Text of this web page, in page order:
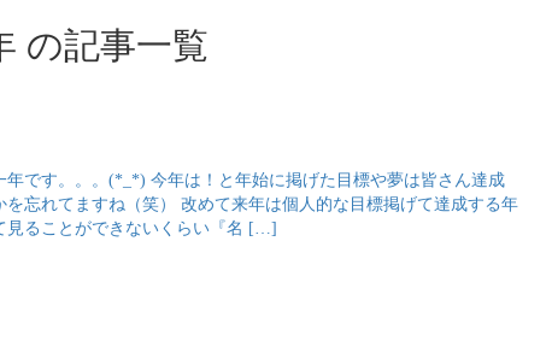
の記事一覧
です。。。(*_*) 今年は！と年始に掲げた目標や夢は皆さん達成
忘れてますね（笑） 改めて来年は個人的な目標掲げて達成する年
ることができないくらい『名 […]